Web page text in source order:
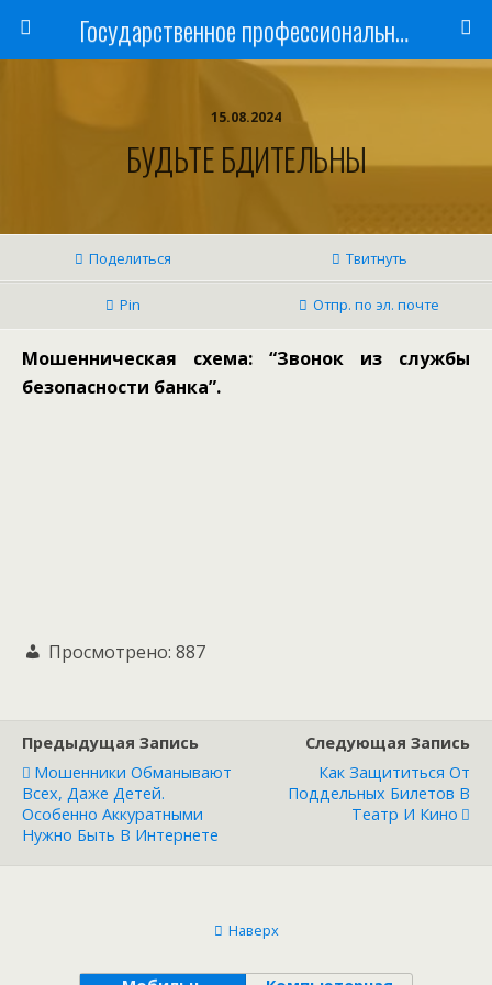
Государственное профессиональное образовательное учреждение
15.08.2024
БУДЬТЕ БДИТЕЛЬНЫ
Поделиться Твитнуть
Pin Отпр. по эл. почте
Мошенническая схема: “Звонок из службы
безопасности банка”.
Просмотрено: 887
Предыдущая Запись
Мошенники Обманывают
Всех, Даже Детей.
Особенно Аккуратными
Нужно Быть В Интернете
Следующая Запись
Как Защититься От
Поддельных Билетов В
Театр И Кино
Наверх